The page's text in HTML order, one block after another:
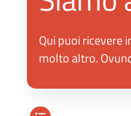
Qui puoi ricevere
molto altro.